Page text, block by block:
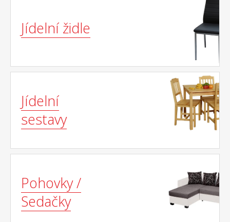
Jídelní židle
Jídelní
sestavy
Pohovky /
Sedačky